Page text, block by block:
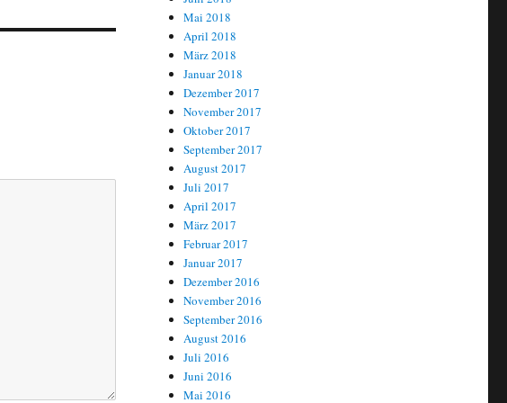
Mai 2018
April 2018
März 2018
Januar 2018
Dezember 2017
November 2017
Oktober 2017
September 2017
August 2017
Juli 2017
April 2017
März 2017
Februar 2017
Januar 2017
Dezember 2016
November 2016
September 2016
August 2016
Juli 2016
Juni 2016
Mai 2016